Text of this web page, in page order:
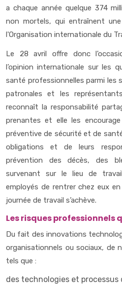
a chaque année quelque 374
non mortels, qui entraînent
l'Organisation internationale du
Le 28 avril offre donc
l’opinion internationale sur les
santé professionnelles parmi les
patronales et les
reconnaît la responsabilité
prenantes et elle les
préventive de sécurité et de
obligations et de leurs
prévention des décès, des
survenant sur le lieu de
employés de rentrer chez eux
journée de travail s’achève.
Les risques professionnels
Du fait des innovations
organisationnels ou sociaux, de
tels que :
des technologies et